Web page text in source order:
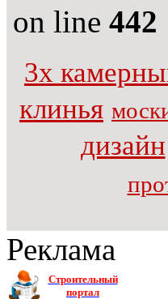
on line 442
3х
клинья
дизайн
Реклама
Строительный
портал